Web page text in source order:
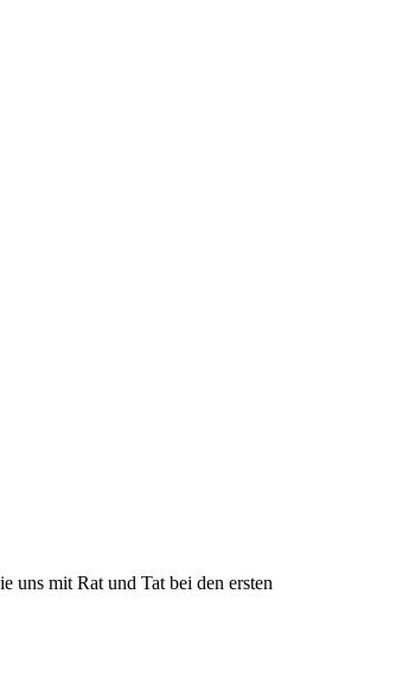
uns mit Rat und Tat bei den ersten